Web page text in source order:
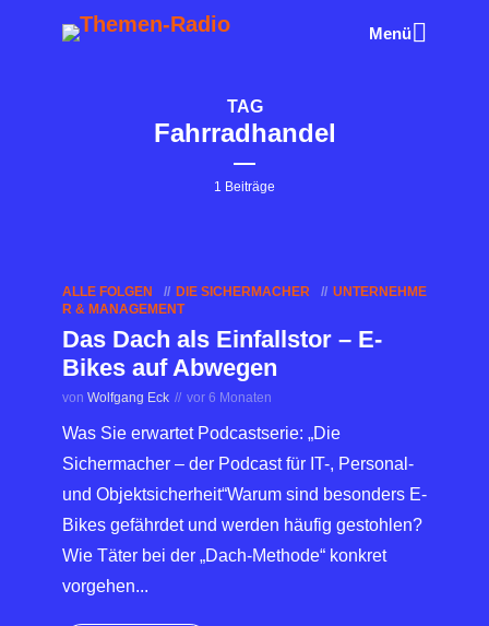
Menü
TAG
Fahrradhandel
1 Beiträge
ALLE FOLGEN DIE SICHERMACHER
UNTERNEHME
R & MANAGEMENT
Das Dach als Einfallstor – E-
Bikes auf Abwegen
von Wolfgang Eck vor 6 Monaten
Was Sie erwartet Podcastserie: „Die
Sichermacher – der Podcast für IT-, Personal-
und Objektsicherheit“Warum sind besonders E-
Bikes gefährdet und werden häufig gestohlen?
Wie Täter bei der „Dach-Methode“ konkret
vorgehen...